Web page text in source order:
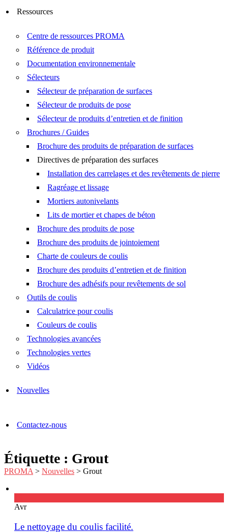
Ressources
Centre de ressources PROMA
Référence de produit
Documentation environnementale
Sélecteurs
Sélecteur de préparation de surfaces
Sélecteur de produits de pose
Sélecteur de produits d’entretien et de finition
Brochures / Guides
Brochure des produits de préparation de surfaces
Directives de préparation des surfaces
Installation des carrelages et des revêtements de pierre
Ragréage et lissage
Mortiers autonivelants
Lits de mortier et chapes de béton
Brochure des produits de pose
Brochure des produits de jointoiement
Charte de couleurs de coulis
Brochure des produits d’entretien et de finition
Brochure des adhésifs pour revêtements de sol
Outils de coulis
Calculatrice pour coulis
Couleurs de coulis
Technologies avancées
Technologies vertes
Vidéos
Nouvelles
Contactez-nous
Étiquette : Grout
PROMA > Nouvelles > Grout
Avr
Le nettoyage du coulis facilité.